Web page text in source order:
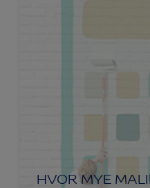
HVOR MYE